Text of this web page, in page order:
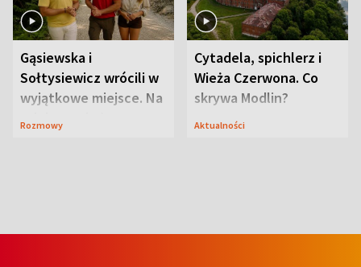
Gąsiewska i
Sołtysiewicz wrócili w
wyjątkowe miejsce. Na
szlaku czekał
Rozmowy
Cytadela, spichlerz i
Wieża Czerwona. Co
skrywa Modlin?
Aktualności